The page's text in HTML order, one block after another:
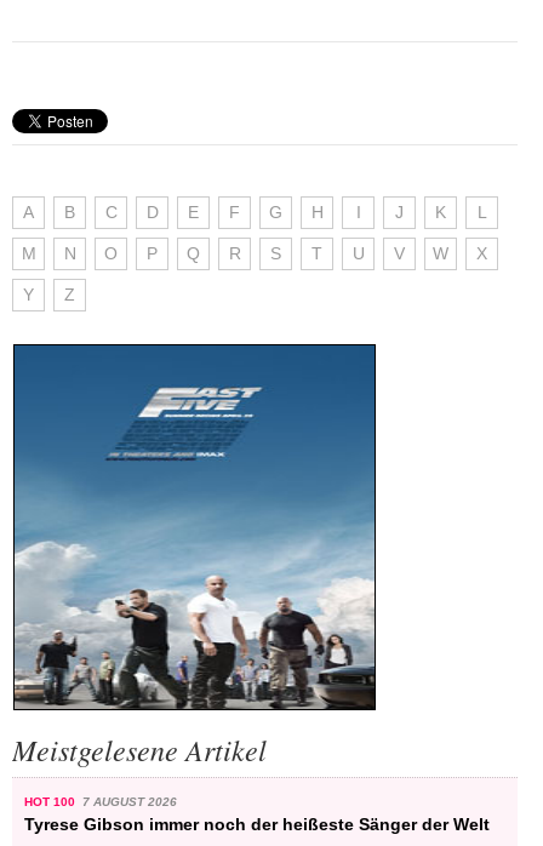
A B C D E F G H I J K L
M N O P Q R S T U V W X
Y Z
Meistgelesene Artikel
HOT 100 7 AUGUST 2026
Tyrese Gibson immer noch der heißeste Sänger der Welt